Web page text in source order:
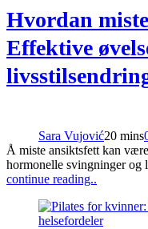
Hvordan
Effektive
Sara Vujović20 mins
Å miste ansiktsfett kan
hormonelle svingninger
continue reading..